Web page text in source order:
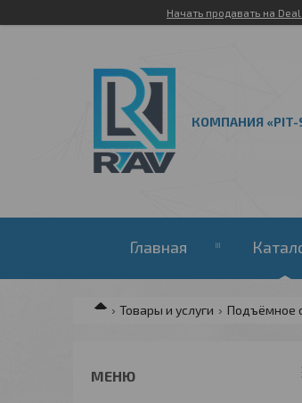
Начать продавать на
КОМПАНИЯ «PIT-
Главная
Товары и услуги Подъёмное